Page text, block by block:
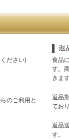
ださい)
のご利用と
食品
す。
きます
返品
てお
返品
す。